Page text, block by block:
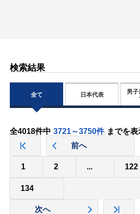
検索結果
全て 日本代表
男子
全4018件中 3721～3750件 までを表
前へ
1 2 ... 122
134
次へ